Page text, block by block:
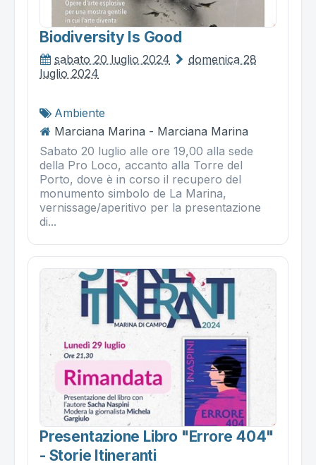
Biodiversity Is Good
sabato 20 luglio 2024
domenica 28
luglio 2024
Ambiente
Marciana Marina - Marciana Marina
Sabato 20 luglio alle ore 19,00 alla sede
della Pro Loco, accanto alla Torre del
Porto, dove è in corso il recupero del
monumento simbolo de La Marina,
vernissage/aperitivo per la presentazione
di...
Presentazione Libro "errore 404"
- Storie Itineranti